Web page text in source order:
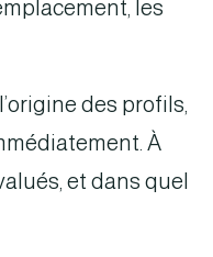
les
des profils,
À
et dans quel